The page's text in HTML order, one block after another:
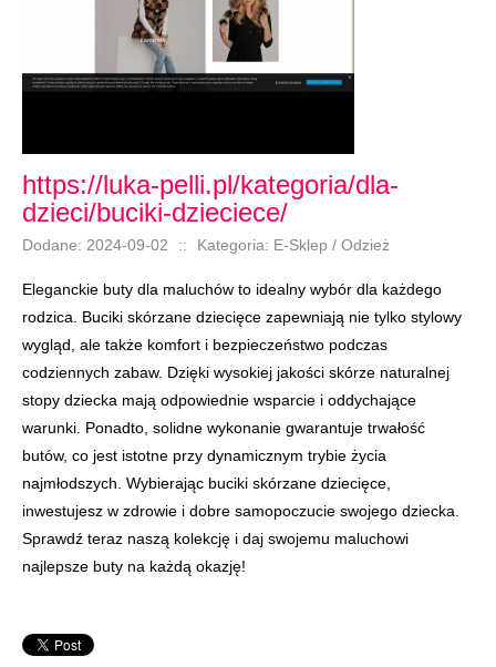
https://luka-pelli.pl/kategoria/dla-
dzieci/buciki-dzieciece/
Dodane: 2024-09-02 :: Kategoria: E-Sklep / Odzież
Eleganckie buty dla maluchów to idealny wybór dla każdego
rodzica. Buciki skórzane dziecięce zapewniają nie tylko stylowy
wygląd, ale także komfort i bezpieczeństwo podczas
codziennych zabaw. Dzięki wysokiej jakości skórze naturalnej
stopy dziecka mają odpowiednie wsparcie i oddychające
warunki. Ponadto, solidne wykonanie gwarantuje trwałość
butów, co jest istotne przy dynamicznym trybie życia
najmłodszych. Wybierając buciki skórzane dziecięce,
inwestujesz w zdrowie i dobre samopoczucie swojego dziecka.
Sprawdź teraz naszą kolekcję i daj swojemu maluchowi
najlepsze buty na każdą okazję!